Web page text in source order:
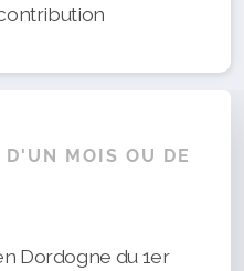
MOIS OU DE
Dordogne du 1er